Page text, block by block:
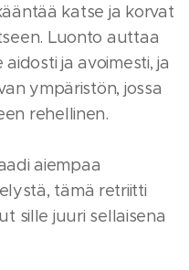
katse ja korvat
Luonto auttaa
ja avoimesti, ja
ympäristön, jossa
rehellinen.
aiempaa
tämä retriitti
sille juuri sellaisena